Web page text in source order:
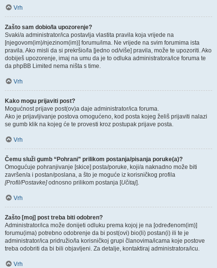
Vrh
Zašto sam dobio/la upozorenje?
Svaki/a administrator/ica postavlja vlastita pravila koja vrijede na
[njegovom(im)/njezinom(im)] forumu/ima. Ne vrijede na svim forumima ista
pravila. Ako misli da si prekršio/la [jedno od/više] pravila, može te upozoriti. Ako
dobiješ upozorenje, imaj na umu da je to odluka administratora/ice foruma te
da phpBB Limited nema ništa s time.
Vrh
Kako mogu prijaviti post?
Mogućnost prijave post(ov)a daje administrator/ica foruma.
Ako je prijavljivanje postova omogućeno, kod posta kojeg želiš prijaviti nalazi
se gumb klik na kojeg će te provesti kroz postupak prijave posta.
Vrh
Čemu služi gumb “Pohrani” prilikom postanja/pisanja poruke(a)?
Omogućuje pohranjivanje [skice] posta/poruke, koji/a naknadno može biti
završen/a i postan/poslana, a što je moguće iz korisničkog profila
[Profil/Postavke]odnosno prilikom postanja [Učitaj].
Vrh
Zašto [moj] post treba biti odobren?
Administrator/ica može donijeti odluku prema kojoj je na [određenom(im)]
forumu(ima) potrebno odobrenje da bi post(ovi) bio(li) postan(i) ili te je
administrator/ica pridružio/la korisničkoj grupi članovima/icama koje postove
treba odobriti da bi bili objavljeni. Za detalje, kontaktiraj administratora/icu.
Vrh